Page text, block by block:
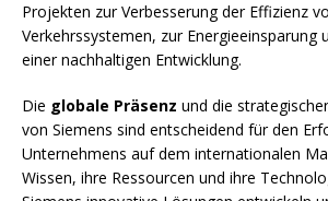
Projekten zur Verbesserung der Effizienz
Verkehrssystemen, zur Energieeinsparung
einer nachhaltigen Entwicklung.
Die globale Präsenz und die
von Siemens sind entscheidend für den
Unternehmens auf dem internationalen
Wissen, ihre Ressourcen und ihre